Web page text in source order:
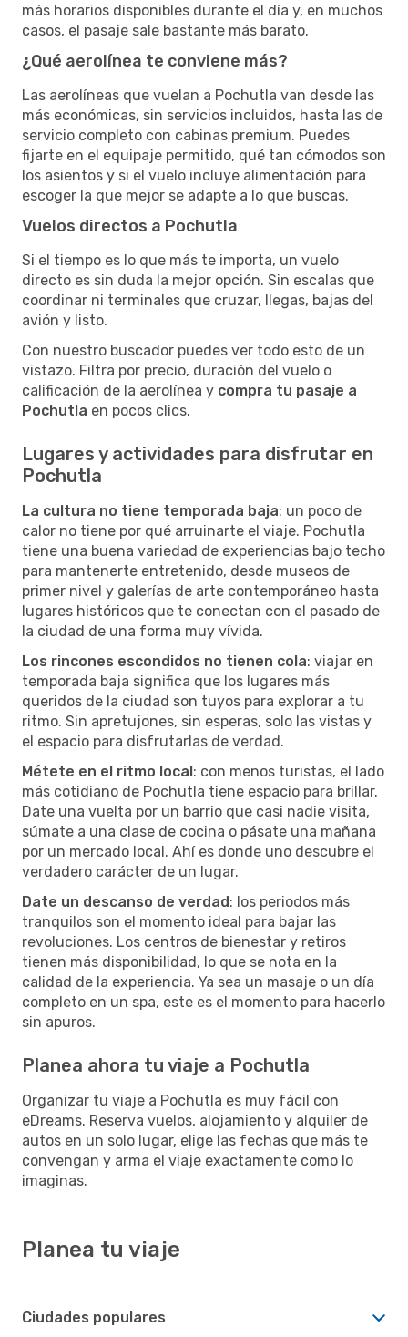
más horarios disponibles durante el día y, en muchos
casos, el pasaje sale bastante más barato.
¿Qué aerolínea te conviene más?
Las aerolíneas que vuelan a Pochutla van desde las
más económicas, sin servicios incluidos, hasta las de
servicio completo con cabinas premium. Puedes
fijarte en el equipaje permitido, qué tan cómodos son
los asientos y si el vuelo incluye alimentación para
escoger la que mejor se adapte a lo que buscas.
Vuelos directos a Pochutla
Si el tiempo es lo que más te importa, un vuelo
directo es sin duda la mejor opción. Sin escalas que
coordinar ni terminales que cruzar, llegas, bajas del
avión y listo.
Con nuestro buscador puedes ver todo esto de un
vistazo. Filtra por precio, duración del vuelo o
calificación de la aerolínea y compra tu pasaje a
Pochutla en pocos clics.
Lugares y actividades para disfrutar en
Pochutla
La cultura no tiene temporada baja: un poco de
calor no tiene por qué arruinarte el viaje. Pochutla
tiene una buena variedad de experiencias bajo techo
para mantenerte entretenido, desde museos de
primer nivel y galerías de arte contemporáneo hasta
lugares históricos que te conectan con el pasado de
la ciudad de una forma muy vívida.
Los rincones escondidos no tienen cola: viajar en
temporada baja significa que los lugares más
queridos de la ciudad son tuyos para explorar a tu
ritmo. Sin apretujones, sin esperas, solo las vistas y
el espacio para disfrutarlas de verdad.
Métete en el ritmo local: con menos turistas, el lado
más cotidiano de Pochutla tiene espacio para brillar.
Date una vuelta por un barrio que casi nadie visita,
súmate a una clase de cocina o pásate una mañana
por un mercado local. Ahí es donde uno descubre el
verdadero carácter de un lugar.
Date un descanso de verdad: los periodos más
tranquilos son el momento ideal para bajar las
revoluciones. Los centros de bienestar y retiros
tienen más disponibilidad, lo que se nota en la
calidad de la experiencia. Ya sea un masaje o un día
completo en un spa, este es el momento para hacerlo
sin apuros.
Planea ahora tu viaje a Pochutla
Organizar tu viaje a Pochutla es muy fácil con
eDreams. Reserva vuelos, alojamiento y alquiler de
autos en un solo lugar, elige las fechas que más te
convengan y arma el viaje exactamente como lo
imaginas.
Planea tu viaje
Ciudades populares